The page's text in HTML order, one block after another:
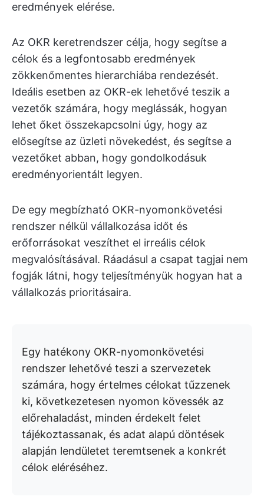
eredmények elérése.
Az OKR keretrendszer célja, hogy segítse a
célok és a legfontosabb eredmények
zökkenőmentes hierarchiába rendezését.
Ideális esetben az OKR-ek lehetővé teszik a
vezetők számára, hogy meglássák, hogyan
lehet őket összekapcsolni úgy, hogy az
elősegítse az üzleti növekedést, és segítse a
vezetőket abban, hogy gondolkodásuk
eredményorientált legyen.
De egy megbízható OKR-nyomonkövetési
rendszer nélkül vállalkozása időt és
erőforrásokat veszíthet el irreális célok
megvalósításával. Ráadásul a csapat tagjai nem
fogják látni, hogy teljesítményük hogyan hat a
vállalkozás prioritásaira.
Egy hatékony OKR-nyomonkövetési
rendszer lehetővé teszi a szervezetek
számára, hogy értelmes célokat tűzzenek
ki, következetesen nyomon kövessék az
előrehaladást, minden érdekelt felet
tájékoztassanak, és adat alapú döntések
alapján lendületet teremtsenek a konkrét
célok eléréséhez.